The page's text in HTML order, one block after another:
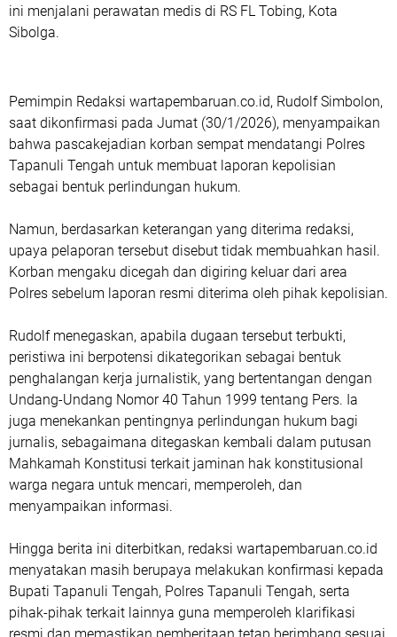
ini menjalani perawatan medis di RS FL Tobing, Kota
Sibolga.
Pemimpin Redaksi wartapembaruan.co.id, Rudolf Simbolon,
saat dikonfirmasi pada Jumat (30/1/2026), menyampaikan
bahwa pascakejadian korban sempat mendatangi Polres
Tapanuli Tengah untuk membuat laporan kepolisian
sebagai bentuk perlindungan hukum.
Namun, berdasarkan keterangan yang diterima redaksi,
upaya pelaporan tersebut disebut tidak membuahkan hasil.
Korban mengaku dicegah dan digiring keluar dari area
Polres sebelum laporan resmi diterima oleh pihak kepolisian.
Rudolf menegaskan, apabila dugaan tersebut terbukti,
peristiwa ini berpotensi dikategorikan sebagai bentuk
penghalangan kerja jurnalistik, yang bertentangan dengan
Undang-Undang Nomor 40 Tahun 1999 tentang Pers. Ia
juga menekankan pentingnya perlindungan hukum bagi
jurnalis, sebagaimana ditegaskan kembali dalam putusan
Mahkamah Konstitusi terkait jaminan hak konstitusional
warga negara untuk mencari, memperoleh, dan
menyampaikan informasi.
Hingga berita ini diterbitkan, redaksi wartapembaruan.co.id
menyatakan masih berupaya melakukan konfirmasi kepada
Bupati Tapanuli Tengah, Polres Tapanuli Tengah, serta
pihak-pihak terkait lainnya guna memperoleh klarifikasi